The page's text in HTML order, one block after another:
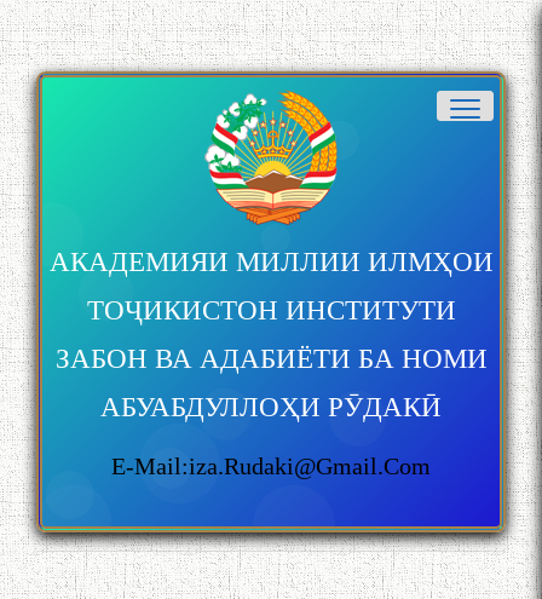
АКАДЕМИЯИ МИЛЛИИ ИЛМҲОИ
ТОҶИКИСТОН ИНСТИТУТИ
ЗАБОН ВА АДАБИЁТИ БА НОМИ
АБУАБДУЛЛОҲИ РӮДАКӢ
E-Mail:iza.rudaki@gmail.com